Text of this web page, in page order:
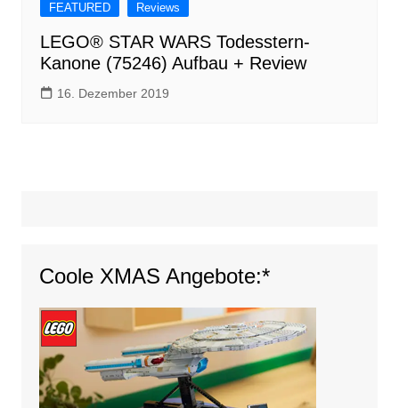
FEATURED Reviews
LEGO® STAR WARS Todesstern-
Kanone (75246) Aufbau + Review
16. Dezember 2019
Coole XMAS Angebote:*